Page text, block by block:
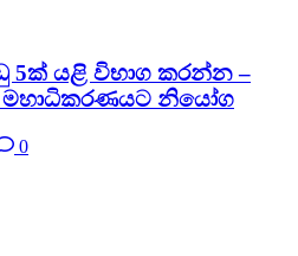
යළි විභාග කරන්න –
මහාධිකරණයට නියෝග
0